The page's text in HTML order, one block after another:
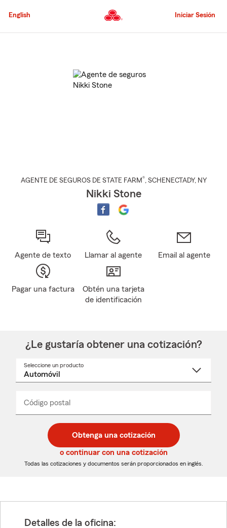
al
principal
English Iniciar Sesión
AGENTE DE SEGUROS DE STATE FARM®, SCHENECTADY, NY
Nikki Stone
Agente de texto Llamar al agente Email al agente
Pagar una factura
Obtén una tarjeta
de identificación
¿Le gustaría obtener una cotización?
Seleccione un producto
desplegable
Código postal
de
5
dígitos
de
5
dígitos
_____
Obtenga una cotización
o continuar con una cotización
Todas las cotizaciones y documentos serán proporcionados en inglés.
Detalles de la oficina: